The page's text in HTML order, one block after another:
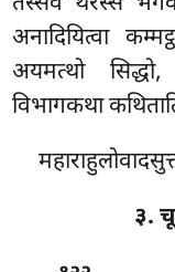
अनादियित्वा
अयमत्थो
विभागकथा
३.